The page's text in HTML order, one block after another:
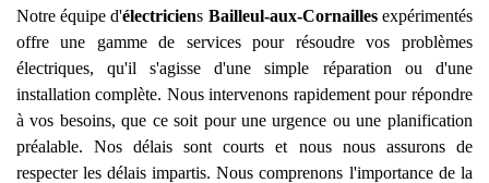
Notre équipe d'électriciens Bailleul-aux-Cornaillesexpérimentés
offre une gamme de services pour résoudre vos problèmes
électriques, qu'il s'agisse d'une simple réparation ou d'une
installation complète. Nous intervenons rapidement pour répondre
à vos besoins, que ce soit pour une urgence ou une planification
préalable. Nos délais sont courts et nous nous assurons de
respecter les délais impartis. Nous comprenons l'importance de la